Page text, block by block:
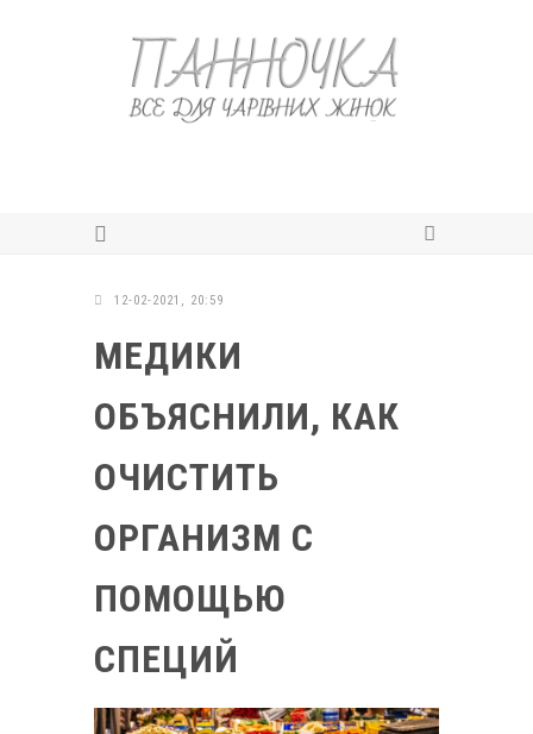
12-02-2021, 20:59
МЕДИКИ
ОБЪЯСНИЛИ, КАК
ОЧИСТИТЬ
ОРГАНИЗМ С
ПОМОЩЬЮ
СПЕЦИЙ